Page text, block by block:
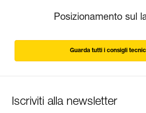
Posizionamento sul
Guarda tutti i consigli
Iscriviti alla newsletter